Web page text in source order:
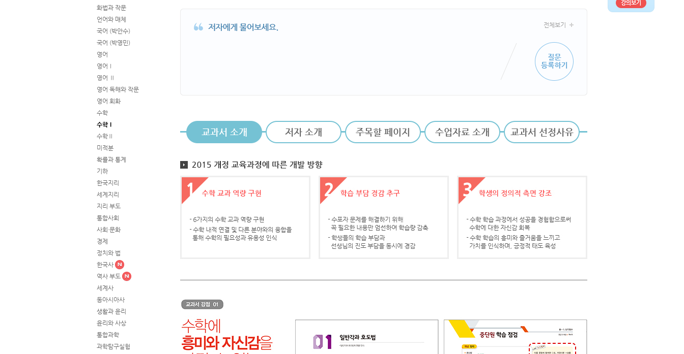
화법과 작문
언어와 매체
국어 (박안수)
국어 (박영민)
영어
영어Ⅰ
영어 Ⅱ
영어 독해와 작문
영어 회화
수학
수학Ⅰ
수학Ⅱ
미적분
확률과 통계
기하
한국지리
세계지리
지리 부도
통합사회
사회·문화
경제
정치와 법
한국사
역사 부도
세계사
동아시아사
생활과 윤리
윤리와 사상
통합과학
과학탐구실험
전체보기
교과서 소개 저자 소개 주목할 페이지 수업자료 소개 교과서 선정사유